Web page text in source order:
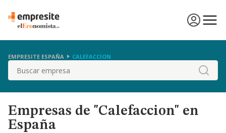
EMPRESITE ESPAÑA CALEFACCION
Buscar
Empresas de "Calefaccion" en
España